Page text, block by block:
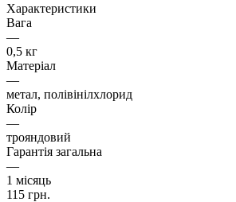
Характеристики
Вага
—
0,5 кг
Матеріал
—
метал, полівінілхлорид
Колір
—
трояндовий
Гарантія загальна
—
1 місяць
115 грн.